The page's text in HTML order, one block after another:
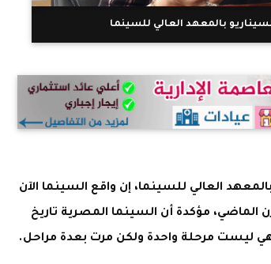
بالمعهد العالي للسينما
العالي للسينما، إن واقع السينما الآن
الماضي، مؤكدة أن السينما المصرية تاريخ